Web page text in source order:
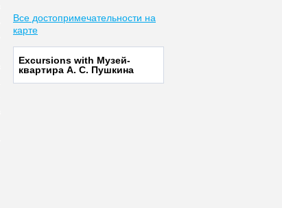
Все достопримечательности на
карте
Excursions with Музей-
квартира А. С. Пушкина